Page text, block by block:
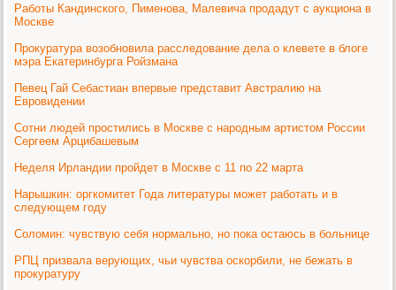
Работы Кандинского, Пименова, Малевича продадут с аукциона в
Москве
Прокуратура возобновила расследование дела о клевете в блоге
мэра Екатеринбурга Ройзмана
Певец Гай Себастиан впервые представит Австралию на
Евровидении
Сотни людей простились в Москве с народным артистом России
Сергеем Арцибашевым
Неделя Ирландии пройдет в Москве с 11 по 22 марта
Нарышкин: оргкомитет Года литературы может работать и в
следующем году
Соломин: чувствую себя нормально, но пока остаюсь в больнице
РПЦ призвала верующих, чьи чувства оскорбили, не бежать в
прокуратуру